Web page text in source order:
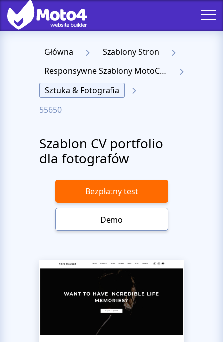
Główna
Szablony Stron
Responsywne Szablony MotoCMS 3
Sztuka & Fotografia
55650
Szablon CV portfolio
dla fotografów
Bezpłatny test
Demo